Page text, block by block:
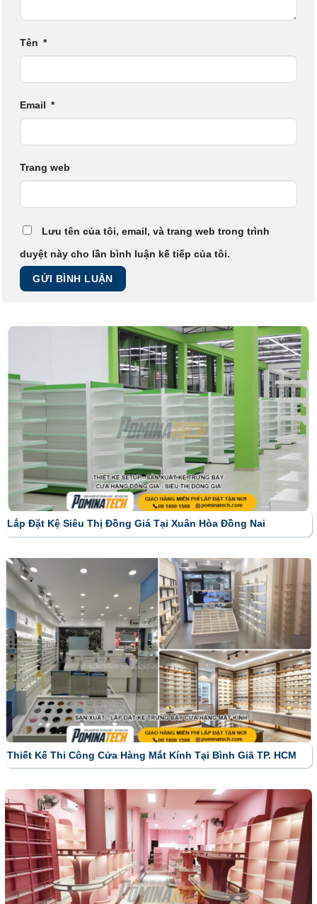
Tên *
Email *
Trang web
Lưu tên của tôi, email, và trang web trong trình
duyệt này cho lần bình luận kế tiếp của tôi.
Lắp Đặt Kệ Siêu Thị Đồng Giá Tại Xuân Hòa Đồng Nai
Thiết Kế Thi Công Cửa Hàng Mắt Kính Tại Bình Giã TP. HCM